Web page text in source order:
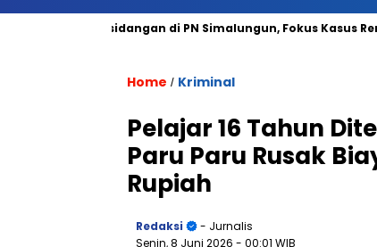
Persidangan di PN Simalungun, Fokus Kasus Rentan
Home / Kriminal
Pelajar 16 Tahun
Paru Paru Rusak
Rupiah
Redaksi
- Jurnalis
Senin, 8 Juni 2026 - 00:01 WIB